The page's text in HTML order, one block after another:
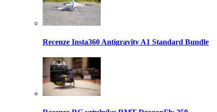
Recenze Insta360 Antigravity A1 Standard Bundle